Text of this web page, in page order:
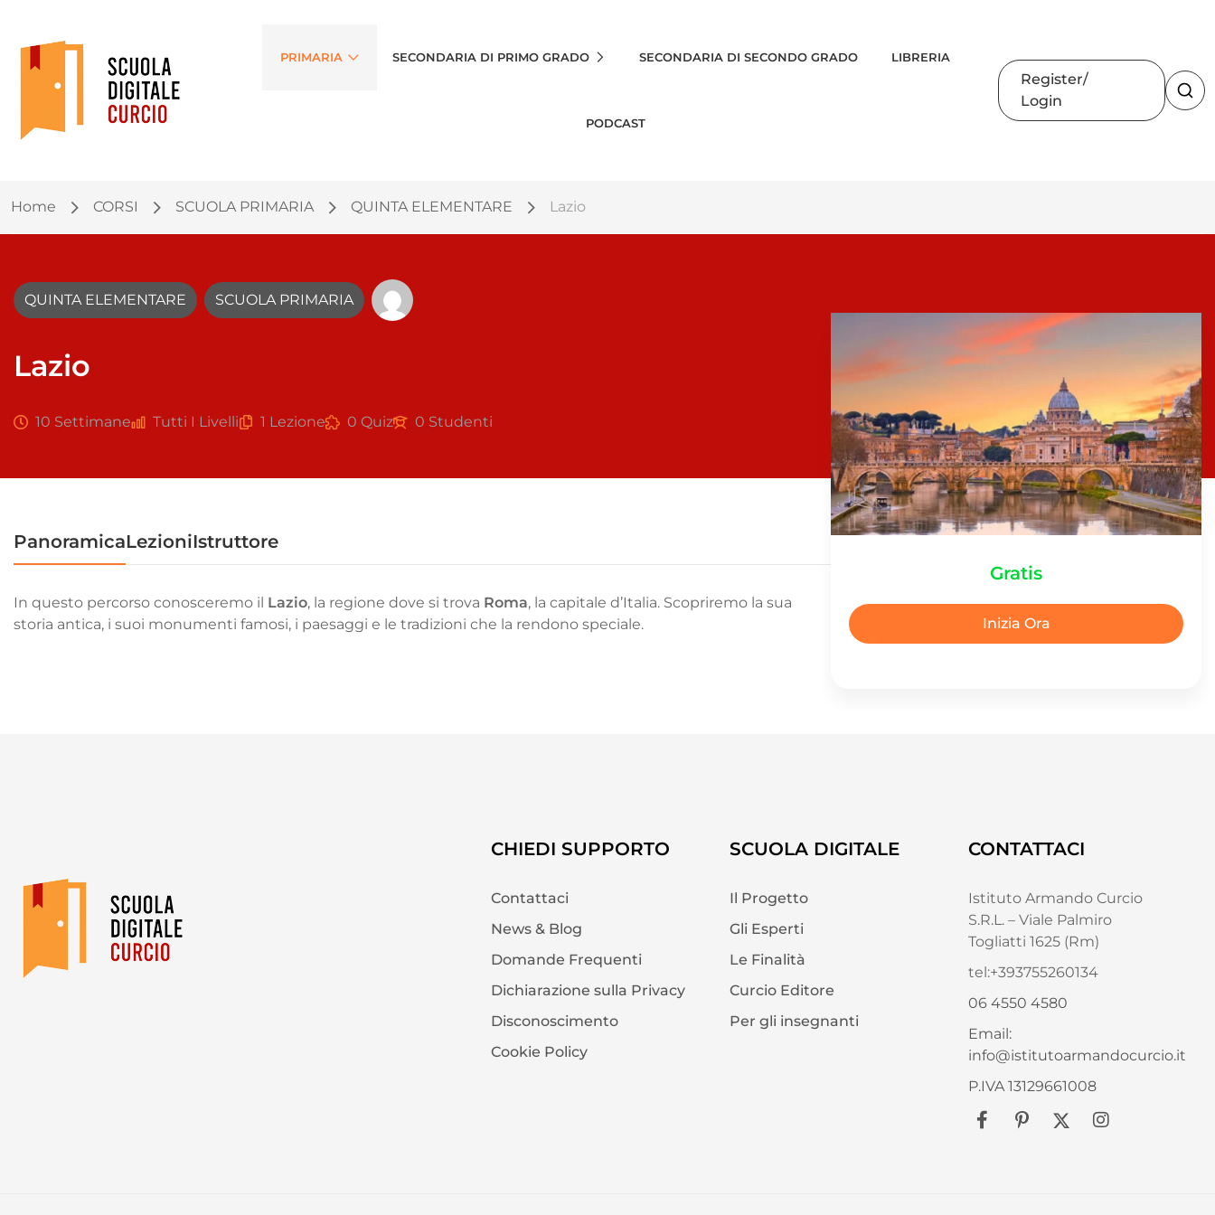
PRIMARIA SECONDARIA DI PRIMO GRADO SECONDARIA DI SECONDO GRADO LIBRERIA
PODCAST
Register
Login
Home CORSI SCUOLA PRIMARIA QUINTA ELEMENTARE Lazio
QUINTA ELEMENTARE SCUOLA PRIMARIA
Lazio
10 Settimane Tutti I Livelli 1 Lezione 0 Quiz 0 Studenti
PanoramicaLezioniIstruttore
In questo percorso conosceremo il Lazio, la regione dove si trova Roma, la capitale d’Italia. Scopriremo la sua
storia antica, i suoi monumenti famosi, i paesaggi e le tradizioni che la rendono speciale.
Gratis
Inizia Ora
CHIEDI SUPPORTO
Contattaci
News & Blog
Domande Frequenti
Dichiarazione sulla Privacy
Disconoscimento
Cookie Policy
SCUOLA DIGITALE
Il Progetto
Gli Esperti
Le Finalità
Curcio Editore
Per gli insegnanti
CONTATTACI
Istituto Armando Curcio
S.R.L. – Viale Palmiro
Togliatti 1625 (Rm)
tel:+393755260134
06 4550 4580
Email:
info@istitutoarmandocurcio.it
P.IVA 13129661008